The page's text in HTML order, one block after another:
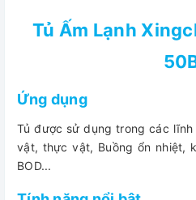
Tủ Ấm Lạnh
Ứng dụng
Tủ được sử dụng trong các
vật, thực vật, Buồng ổn nhiệt,
BOD...